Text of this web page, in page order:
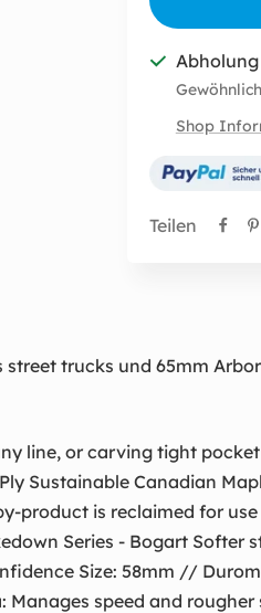
Shop
Teilen
street trucks und 65mm
line, or carving tight
Sustainable Canadian
product is reclaimed for
Series - Bogart Softer
Size: 58mm //
speed and rougher